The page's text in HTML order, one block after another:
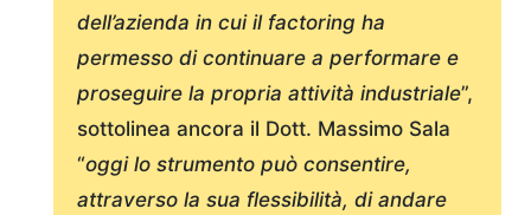
dell’azienda in cui il factoring ha
permesso di continuare a performare e
proseguire la propria attività industriale”,
sottolinea ancora il Dott. Massimo Sala
“oggi lo strumento può consentire,
attraverso la sua flessibilità, di andare